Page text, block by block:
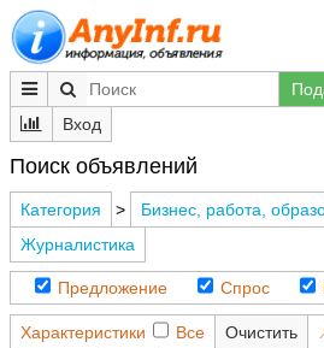
Вход
Поиск объявлений
Категория > Бизнес, работа,
Журналистика
Предложение Спрос
Характеристики Все Очистить